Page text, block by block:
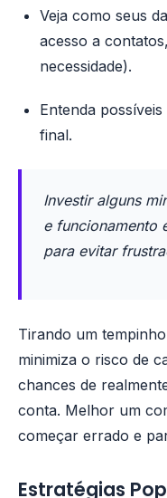
Veja como seus
acesso a
necessidade).
Entenda
final.
Investir alguns
e funcionamento
para evitar
Tirando um
minimiza o risco de
chances de
conta. Melhor um
começar errado e
Estratégias